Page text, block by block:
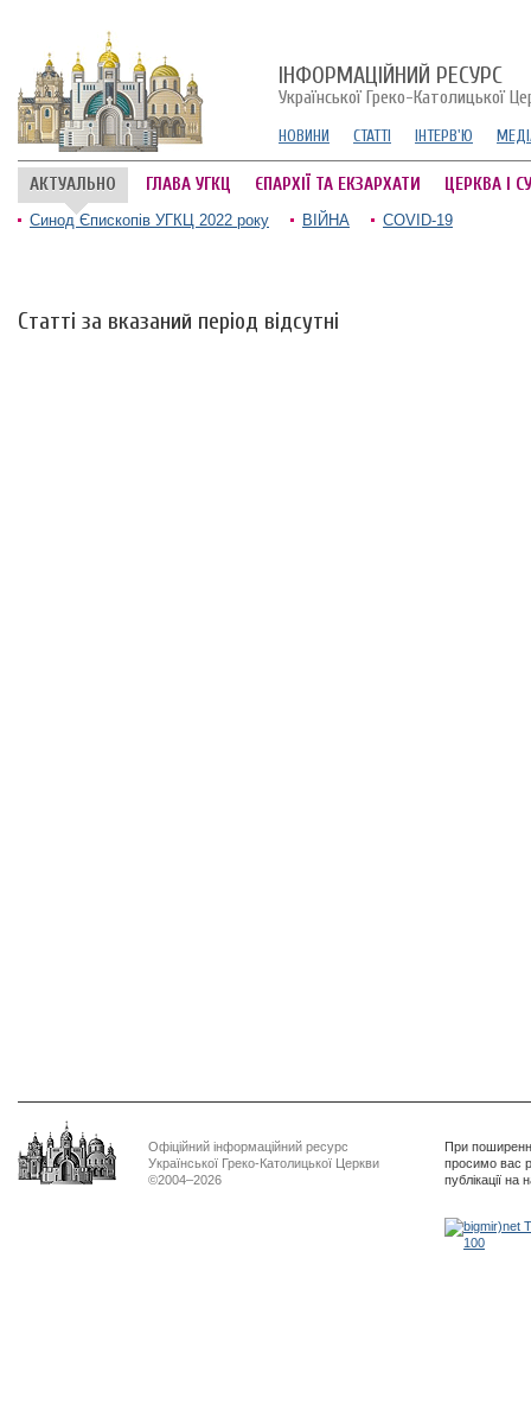
ІНФОРМАЦІЙНИЙ РЕСУРС
Української Греко-Католицької
НОВИНИ СТАТТІ ІНТЕРВ'Ю
АКТУАЛЬНО ГЛАВА УГКЦ ЄПАРХІЇ ТА ЕКЗАРХАТИ ЦЕРКВА І
Синод Єпископів УГКЦ 2022 року ВІЙНА COVID-19
Статті за вказаний період відсутні
Офіційний інформаційний ресурс
Української Греко-Католицької Церкви
©2004–2026
При
просимо вас
публікації на